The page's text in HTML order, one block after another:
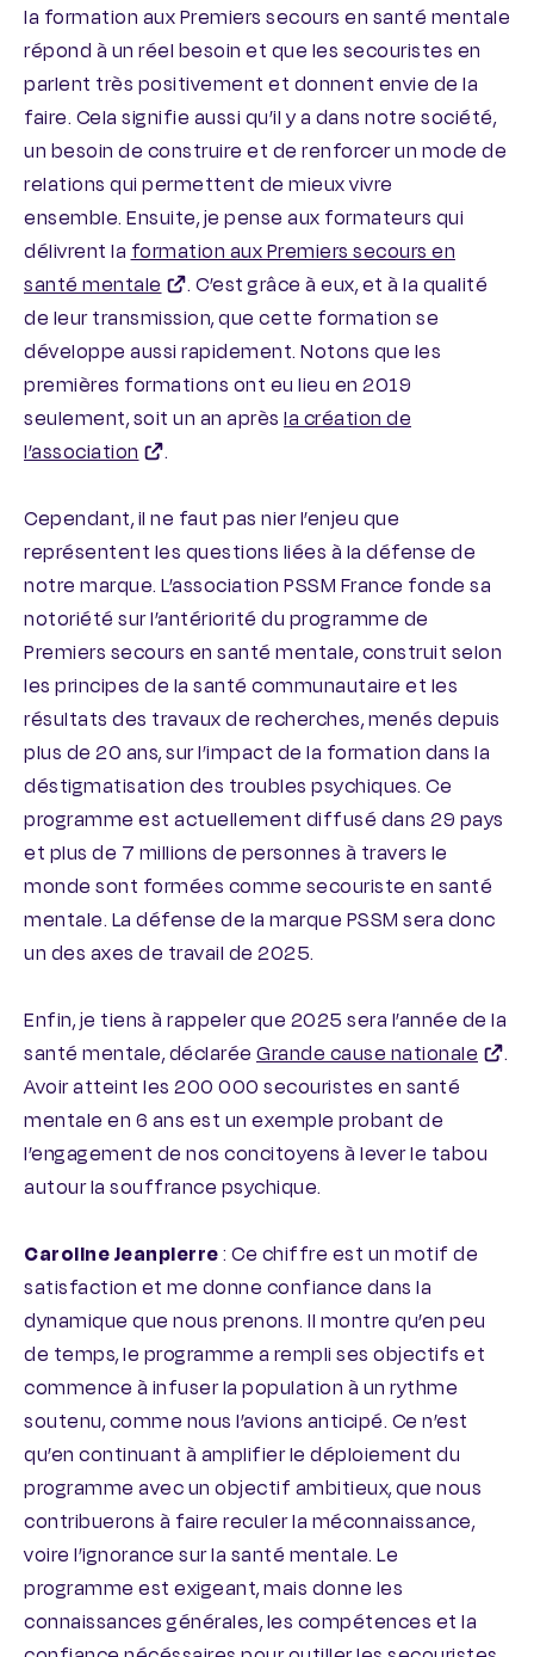
la formation aux Premiers secours en santé mentale
répond à un réel besoin et que les secouristes en
parlent très positivement et donnent envie de la
faire. Cela signifie aussi qu’il y a dans notre société,
un besoin de construire et de renforcer un mode de
relations qui permettent de mieux vivre
ensemble. Ensuite, je pense aux formateurs qui
délivrent laformation aux Premiers secours en
santé mentale
. C’est grâce à eux, et à la qualité
de leur transmission, que cette formation se
développe aussi rapidement. Notons que les
premières formations ont eu lieu en 2019
seulement, soit un an après la création de
l’association
.
Cependant, il ne faut pas nier l’enjeu que
représentent les questions liées à la défense de
notre marque. L’association PSSM France fonde sa
notoriété sur l’antériorité du programme de
Premiers secours en santé mentale, construit selon
les principes de la santé communautaire et les
résultats des travaux de recherches, menés depuis
plus de 20 ans, sur l’impact de la formation dans la
déstigmatisation des troubles psychiques. Ce
programme est actuellement diffusé dans 29 pays
et plus de 7 millions de personnes à travers le
monde sont formées comme secouriste en santé
mentale. La défense de la marque PSSM sera donc
un des axes de travail de 2025.
Enfin, je tiens à rappeler que 2025 sera l’année de la
santé mentale, déclarée Grande cause nationale
.
Avoir atteint les 200 000 secouristes en santé
mentale en 6 ans est un exemple probant de
l’engagement de nos concitoyens à lever le tabou
autour la souffrance psychique.
Caroline Jeanpierre: Ce chiffre est un motif de
satisfaction et me donne confiance dans la
dynamique que nous prenons. Il montre qu’en peu
de temps, le programme a rempli ses objectifs et
commence à infuser la population à un rythme
soutenu, comme nous l’avions anticipé. Ce n’est
qu’en continuant à amplifier le déploiement du
programme avec un objectif ambitieux, que nous
contribuerons à faire reculer la méconnaissance,
voire l’ignorance sur la santé mentale. Le
programme est exigeant, mais donne les
connaissances générales, les compétences et la